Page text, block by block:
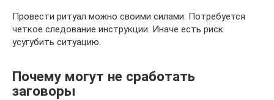
Провести ритуал можно своими силами. Потребуется
четкое следование инструкции. Иначе есть риск
усугубить ситуацию.
Почему могут не сработать
заговоры